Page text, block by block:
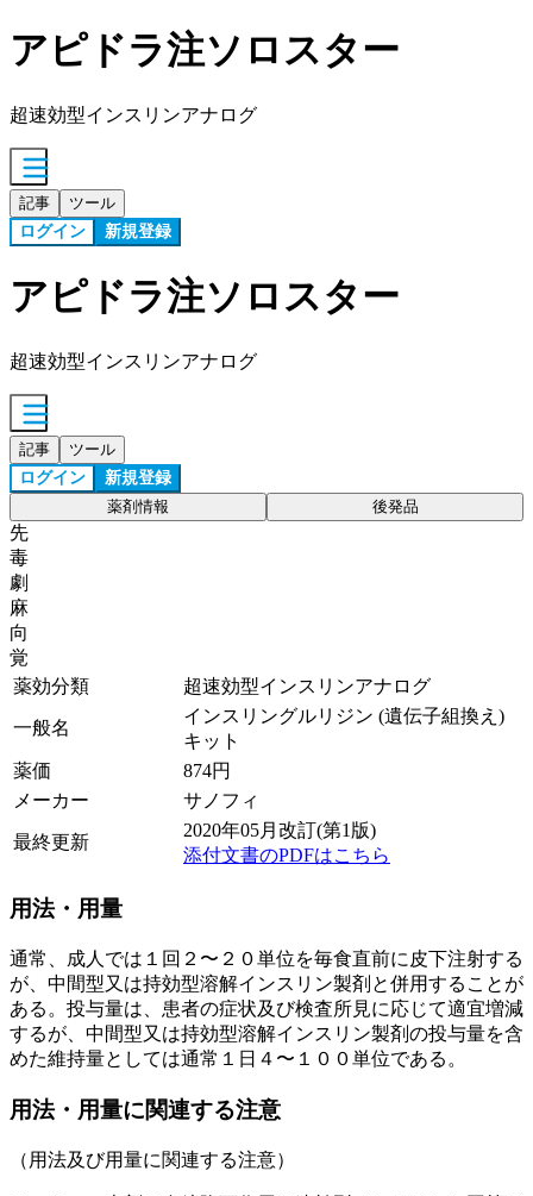
アピドラ注ソロスター
超速効型インスリンアナログ
記事 ツール
ログイン 新規登録
アピドラ注ソロスター
超速効型インスリンアナログ
記事 ツール
ログイン 新規登録
薬剤情報 後発品
先
毒
劇
麻
向
覚
薬効分類
超速効型インスリンアナログ
一般名
インスリングルリジン (遺伝子組換え)
キット
薬価
874円
メーカー
サノフィ
最終更新
2020年05月改訂(第1版)
添付文書のPDFはこちら
用法・用量
通常、成人では１回２〜２０単位を毎食直前に皮下注射する
が、中間型又は持効型溶解インスリン製剤と併用することが
ある。投与量は、患者の症状及び検査所見に応じて適宜増減
するが、中間型又は持効型溶解インスリン製剤の投与量を含
めた維持量としては通常１日４〜１００単位である。
用法・用量に関連する注意
（用法及び用量に関連する注意）